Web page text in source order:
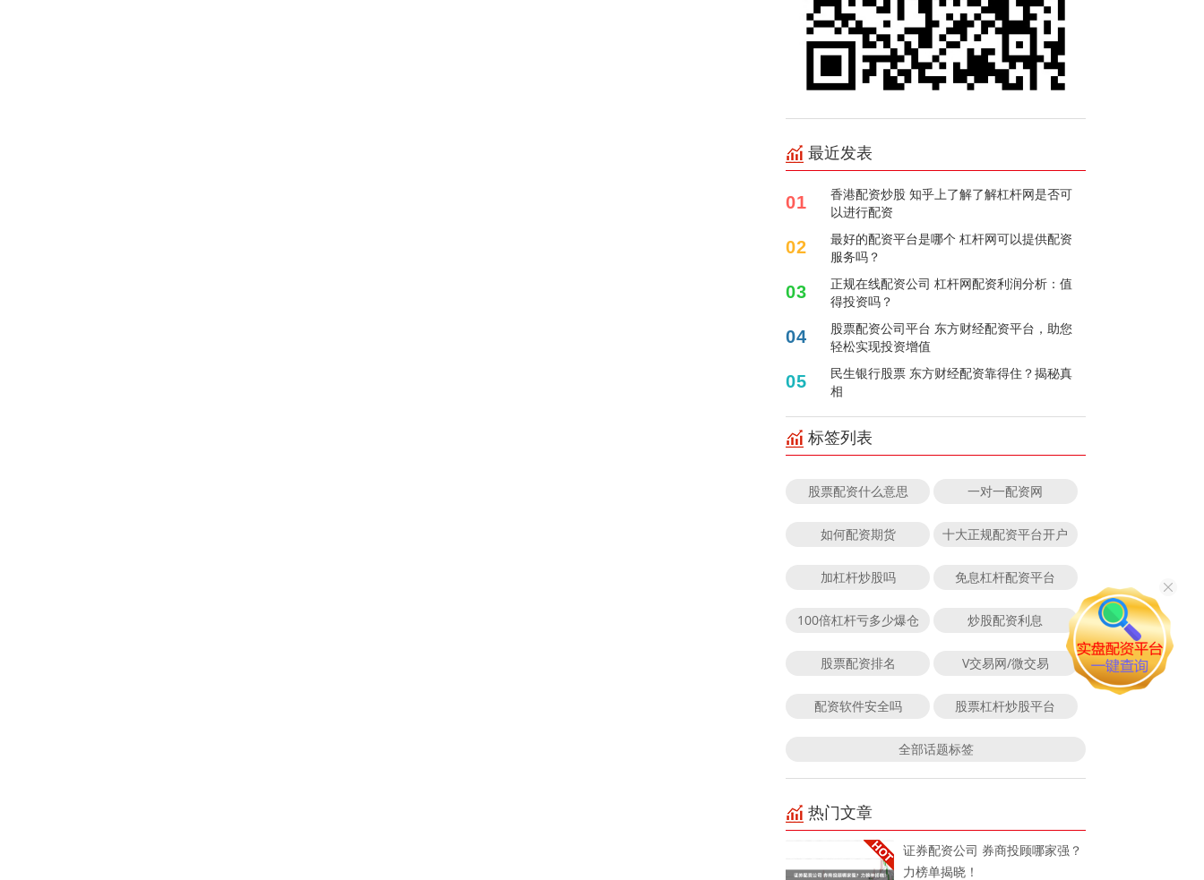
最近发表
01
香港配资炒股 知乎上了解了解杠杆网是否可
以进行配资
02
最好的配资平台是哪个 杠杆网可以提供配资
服务吗？
03
正规在线配资公司 杠杆网配资利润分析：值
得投资吗？
04
股票配资公司平台 东方财经配资平台，助您
轻松实现投资增值
05
民生银行股票 东方财经配资靠得住？揭秘真
相
标签列表
股票配资什么意思 一对一配资网
如何配资期货 十大正规配资平台开户
加杠杆炒股吗 免息杠杆配资平台
100倍杠杆亏多少爆仓 炒股配资利息
股票配资排名 V交易网/微交易
配资软件安全吗 股票杠杆炒股平台
全部话题标签
热门文章
证券配资公司 券商投顾哪家强？
力榜单揭晓！